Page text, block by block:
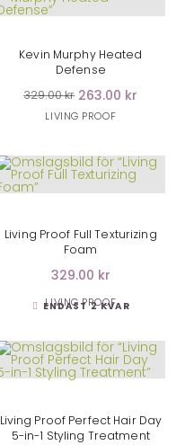
Kevin Murphy Heated
Defense
329.00 kr 263.00 kr
LIVING PROOF
Living Proof Full Texturizing
Foam
329.00 kr
ENDAST 2 KVAR
LIVING PROOF
Living Proof Perfect Hair Day
5-in-1 Styling Treatment